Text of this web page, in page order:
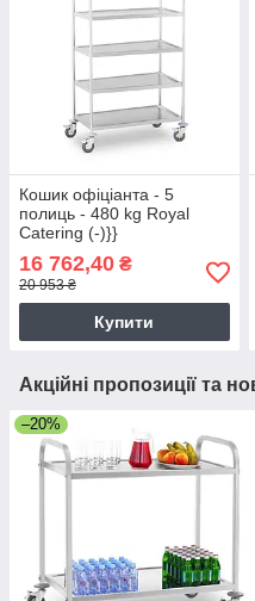
Кошик офіціанта - 5
полиць - 480 kg Royal
Catering (-)}}
16 762,40 ₴
20 953 ₴
Купити
Акційні пропозиції та
–20%